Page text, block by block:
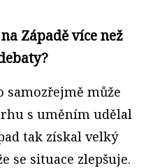
Západě více než
samozřejmě může
s uměním udělal
tak získal velký
se situace zlepšuje.